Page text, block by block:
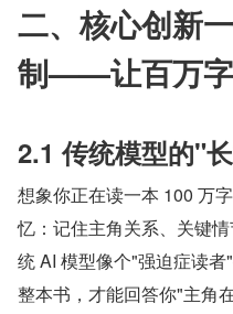
二、核心创新
制——让百万
2.1 传统模型的"
想象你正在读一本 100 万
忆：记住主角关系、关键
统 AI 模型像个"强迫症读
整本书，才能回答你"主角